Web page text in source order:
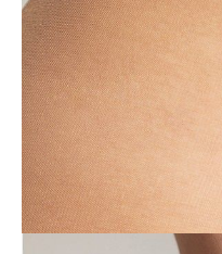
POWIADOM MNIE O
ПОЛУЧИТЬ ПО
Dostawa
Kurier,darmowa od 99 zł
czas dostawy: 1-2 dni robocze
Paczkomaty InPost 24/7,
czas dostawy: 1-2 dni robocze
Odbiór osobistyw sklepie Conte
pn.- czw. 8:00 - 16:00, pt. 8:00 -
Opis produktu